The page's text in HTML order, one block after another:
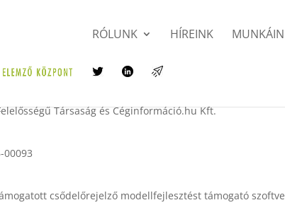
RÓLUNK HÍREINK
Társaság és Céginformáció.hu Kft.
00093
csődelőrejelző modellfejlesztést támogató